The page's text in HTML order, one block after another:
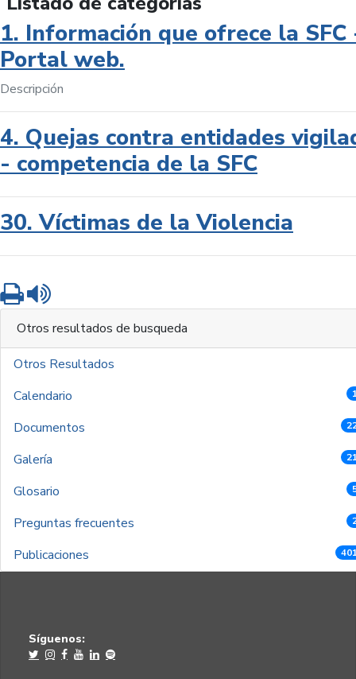
1. Información que ofrece la SFC
Portal web.
Descripción
4. Quejas contra entidades
- competencia de la SFC
30. Víctimas de la Violencia
Imprimir
Otros resultados de busqueda
Otros Resultados
Calendario
Documentos
Galería
Glosario
Preguntas frecuentes
Publicaciones
Síguenos: